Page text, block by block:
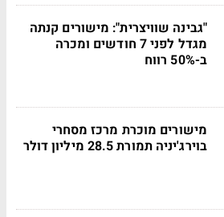
"גבינה שוויצרית": מישורים קנתה
מגדל לפני 7 חודשים ומכרה
ב-50% רווח
מישורים מוכרת מרכז מסחרי
בוירג'יניה תמורת 28.5 מיליון דולר